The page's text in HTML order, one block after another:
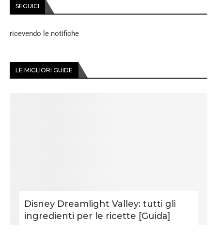
SEGUICI
ricevendo le notifiche
LE MIGLIORI GUIDE
Disney Dreamlight Valley: tutti gli
ingredienti per le ricette [Guida]